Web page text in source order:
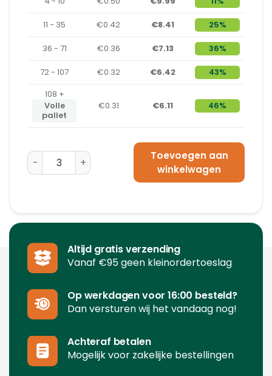
11 - 35 €0.42 €8.41 25%
36 - 71 €0.36 €7.13 36%
72 - 107 €0.32 €6.42
43%
108 +
Volle
pallet
€0.31 €6.11 46%
Amerikaanse Vouwdoos 200 x 150 x 150 - C-Golf
Toevoegen aan
winkelwagen
Altijd gratis verzending
Vanaf €95 geen kleinordertoeslag
Op werkdagen voor 16:00 besteld?
Dan versturen wij het vandaag nog!
Achteraf betalen
Mogelijk voor zakelijke bestellingen